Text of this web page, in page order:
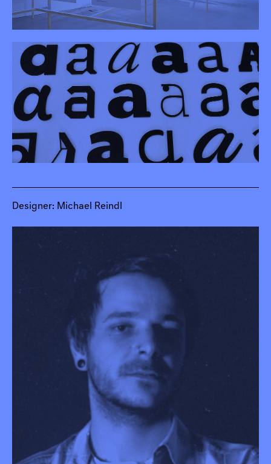
Einblick in die Ausstellung, Design Forum, 2017
(Foto: Johannes Raimann)
Designer: Michael Reindl